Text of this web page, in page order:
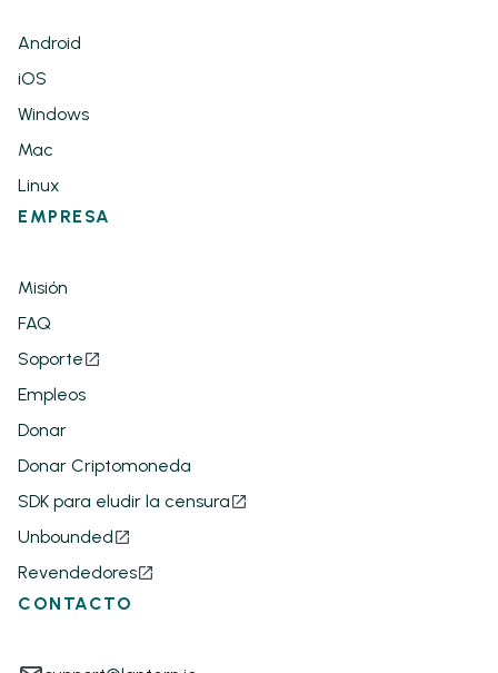
Android
iOS
Windows
Mac
Linux
EMPRESA
Misión
FAQ
Soporte
Empleos
Donar
Donar Criptomoneda
SDK para eludir la censura
Unbounded
Revendedores
CONTACTO